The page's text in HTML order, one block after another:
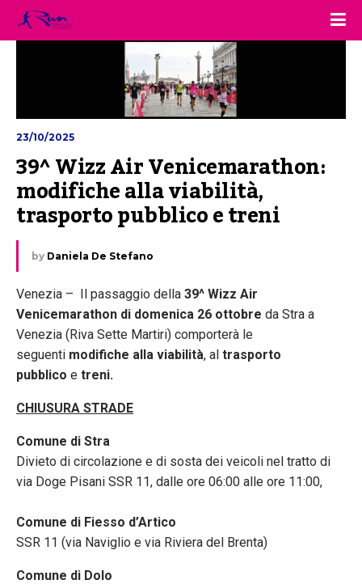
23/10/2025
39^ Wizz Air Venicemarathon:
modifiche alla viabilità,
trasporto pubblico e treni
by Daniela De Stefano
Venezia – Il passaggio della 39^ Wizz Air
Venicemarathon di domenica 26 ottobre da Stra a
Venezia (Riva Sette Martiri) comporterà le
seguenti modifiche alla viabilità, al trasporto
pubblico e treni.
CHIUSURA STRADE
Comune di Stra
Divieto di circolazione e di sosta dei veicoli nel tratto di
via Doge Pisani SSR 11, dalle ore 06:00 alle ore 11:00,
Comune di Fiesso d’Artico
SSR 11 (via Naviglio e via Riviera del Brenta)
Comune di Dolo